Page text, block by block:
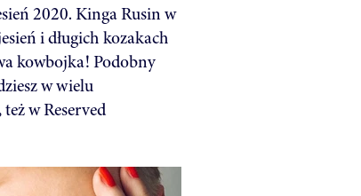
2020. Kinga Rusin w
i długich kozakach
kowbojka! Podobny
w wielu
w Reserved